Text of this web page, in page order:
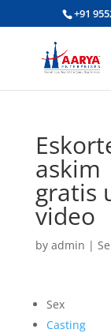
+91
gratis
video
by admin |
Sex
Casting